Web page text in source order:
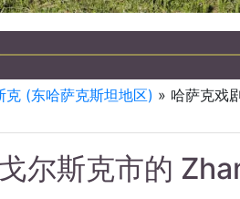
克 (东哈萨克斯坦地区) » 哈萨克戏
尔斯克市的